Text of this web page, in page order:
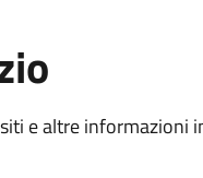
e altre informazioni